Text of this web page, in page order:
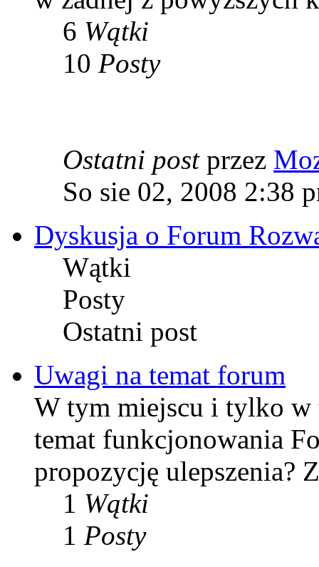
6 Wątki
10 Posty
Ostatni postprzez
So sie 02, 2008 2:38
Dyskusja o Forum
Wątki
Posty
Ostatni post
Uwagi na temat forum
W tym miejscu i tylko w
temat funkcjonowania
propozycję ulepszenia?
1 Wątki
1 Posty